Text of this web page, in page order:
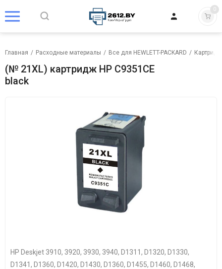
0
Главная / Расходные материалы / Все для HEWLETT-PACKARD /
(№ 21XL) картридж HP C9351CE
black
HP Deskjet 3910, 3920, 3930, 3940, D1311, D1320, D1330,
D1341, D1360, D1420, D1430, D1360, D1455, D1460, D1468,